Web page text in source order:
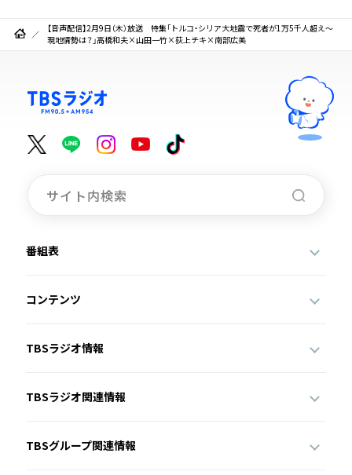
【音声配信】2月9日（木）放送 特集「トルコ・シリア大地震で死者が1万5千人超え～
現地情勢は？」高橋和夫×山田一竹×荻上チキ×南部広美
番組表
コンテンツ
TBSラジオ情報
TBSラジオ関連情報
TBSグループ関連情報